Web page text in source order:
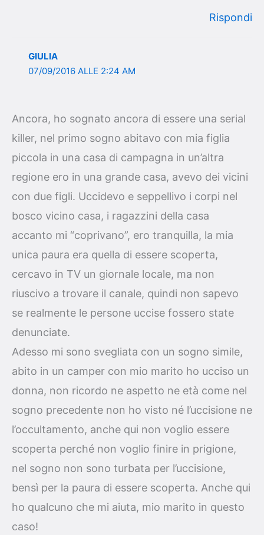
Rispondi
GIULIA
07/09/2016 ALLE 2:24 AM
Ancora, ho sognato ancora di essere una serial
killer, nel primo sogno abitavo con mia figlia
piccola in una casa di campagna in un’altra
regione ero in una grande casa, avevo dei vicini
con due figli. Uccidevo e seppellivo i corpi nel
bosco vicino casa, i ragazzini della casa
accanto mi “coprivano”, ero tranquilla, la mia
unica paura era quella di essere scoperta,
cercavo in TV un giornale locale, ma non
riuscivo a trovare il canale, quindi non sapevo
se realmente le persone uccise fossero state
denunciate.
Adesso mi sono svegliata con un sogno simile,
abito in un camper con mio marito ho ucciso un
donna, non ricordo ne aspetto ne età come nel
sogno precedente non ho visto né l’uccisione ne
l’occultamento, anche qui non voglio essere
scoperta perché non voglio finire in prigione,
nel sogno non sono turbata per l’uccisione,
bensì per la paura di essere scoperta. Anche qui
ho qualcuno che mi aiuta, mio marito in questo
caso!